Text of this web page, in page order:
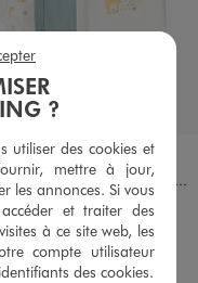
en 1 coloris
ECRU
courtes à motifs animaux de la jungle bébé (lot de 3)
12,99 €
AJOUTERAU PANIER
?
utiliser des cookies et
mettre à jour,
les annonces. Si vous
et traiter des
à ce site web, les
compte utilisateur
des cookies.